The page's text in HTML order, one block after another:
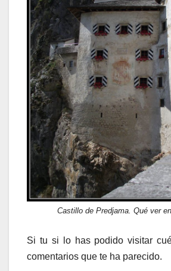
Castillo de Predjama. Qué ver
Si tu si lo has podido visitar
comentarios que te ha parecido.